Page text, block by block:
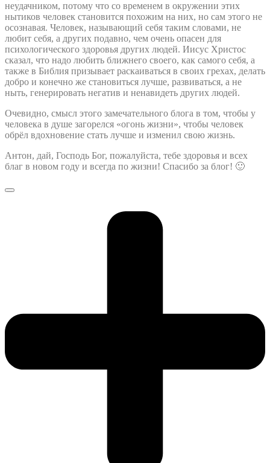
неудачником, потому что со временем в окружении этих
нытиков человек становится похожим на них, но сам этого не
осознавая. Человек, называющий себя таким словами, не
любит себя, а других подавно, чем очень опасен для
психологического здоровья других людей. Иисус Христос
сказал, что надо любить ближнего своего, как самого себя, а
также в Библия призывает раскаиваться в своих грехах, делать
добро и конечно же становиться лучше, развиваться, а не
ныть, генерировать негатив и ненавидеть других людей.
Очевидно, смысл этого замечательного блога в том, чтобы у
человека в душе загорелся «огонь жизни», чтобы человек
обрёл вдохновение стать лучше и изменил свою жизнь.
Антон, дай, Господь Бог, пожалуйста, тебе здоровья и всех
благ в новом году и всегда по жизни! Спасибо за блог! 🙂